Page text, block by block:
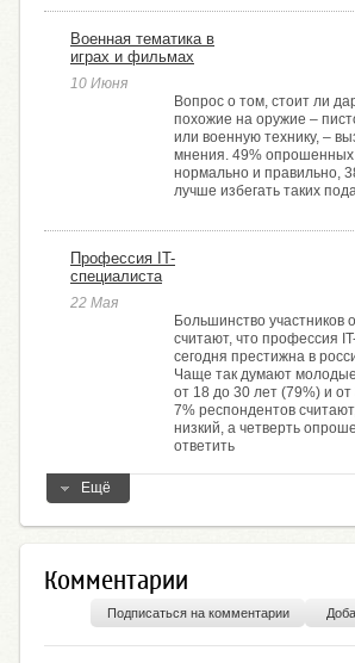
Военная тематика в
играх и фильмах
10 Июня
Вопрос о том, стоит ли
похожие на оружие –
или военную технику, –
мнения. 49% опрошенных
нормально и правильно,
лучше избегать таких
Профессия IT-
специалиста
22 Мая
Большинство участников
считают, что профессия
сегодня престижна в
Чаще так думают
от 18 до 30 лет (79%) и
7% респондентов
низкий, а четверть
ответить
Ещё
Комментарии
Подписаться на комментарии